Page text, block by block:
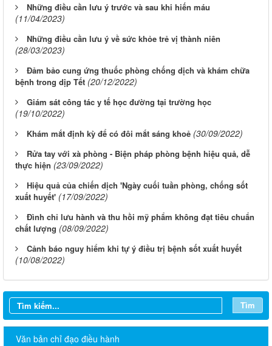
Những điều cần lưu ý trước và sau khi hiến máu
(11/04/2023)
Những điều cần lưu ý về sức khỏe trẻ vị thành niên
(28/03/2023)
Đảm bảo cung ứng thuốc phòng chống dịch và khám chữa
bệnh trong dịp Tết (20/12/2022)
Giám sát công tác y tế học đường tại trường học
(19/10/2022)
Khám mắt định kỳ để có đôi mắt sáng khoẻ (30/09/2022)
Rửa tay với xà phòng - Biện pháp phòng bệnh hiệu quả, dễ
thực hiện (23/09/2022)
Hiệu quả của chiến dịch 'Ngày cuối tuần phòng, chống sốt
xuất huyết' (17/09/2022)
Đình chỉ lưu hành và thu hồi mỹ phẩm không đạt tiêu chuẩn
chất lượng (08/09/2022)
Cảnh báo nguy hiểm khi tự ý điều trị bệnh sốt xuất huyết
(10/08/2022)
Tìm
Văn bản chỉ đạo điều hành
THÔNG BÁO V/v niêm yết công bố Danh mục thủ tục hành